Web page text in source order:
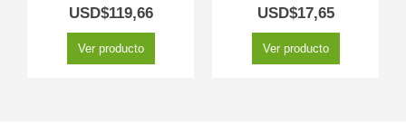
5.00out of 5
USD$119,66
Ver producto
5.00 out of 5
USD$17,65
Ver producto